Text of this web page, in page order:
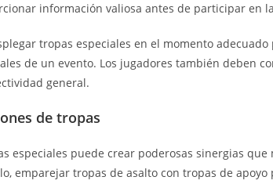
información valiosa antes de participar en
tropas especiales en el momento
de un evento. Los jugadores también deben
general.
de tropas
especiales puede crear poderosas sinergias
emparejar tropas de asalto con tropas de